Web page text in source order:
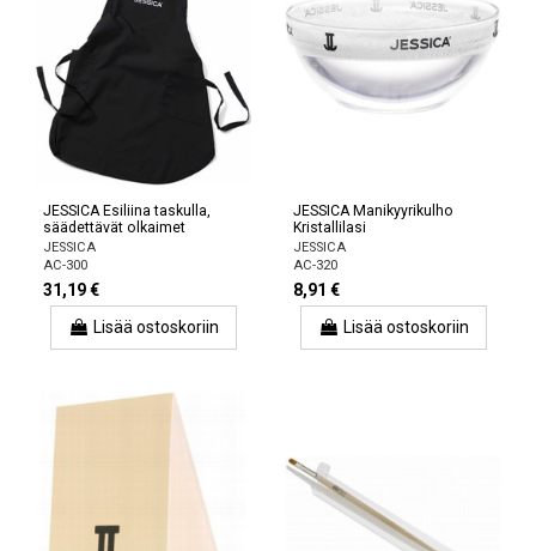
JESSICA Esiliina taskulla,
säädettävät olkaimet
JESSICA
AC-300
31,19 €
Lisää ostoskoriin
JESSICA Manikyyrikulho
Kristallilasi
JESSICA
AC-320
8,91 €
Lisää ostoskoriin